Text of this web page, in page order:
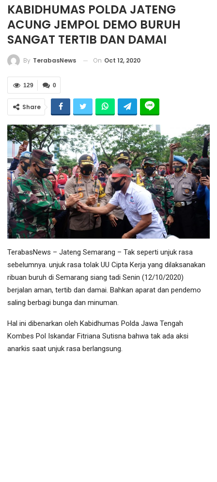
KABIDHUMAS POLDA JATENG
ACUNG JEMPOL DEMO BURUH
SANGAT TERTIB DAN DAMAI
By TerabasNews On Oct 12, 2020
0
129
Share
TerabasNews – Jateng Semarang – Tak seperti unjuk rasa
sebelumnya. unjuk rasa tolak UU Cipta Kerja yang dilaksanakan
ribuan buruh di Semarang siang tadi Senin (12/10/2020)
berjalan aman, tertib dan damai. Bahkan aparat dan pendemo
saling berbagi bunga dan minuman.
Hal ini dibenarkan oleh Kabidhumas Polda Jawa Tengah
Kombes Pol Iskandar Fitriana Sutisna bahwa tak ada aksi
anarkis saat unjuk rasa berlangsung.